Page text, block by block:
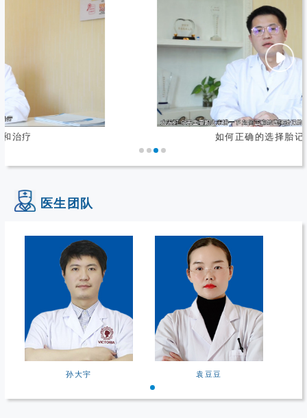
如何正确的选择胎记治疗方法
医生团队
孙大宇 袁豆豆